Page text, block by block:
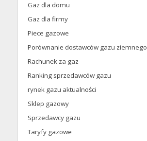
Gaz dla domu
Gaz dla firmy
Piece gazowe
Porównanie dostawców gazu ziemnego
Rachunek za gaz
Ranking sprzedawców gazu
rynek gazu aktualności
Sklep gazowy
Sprzedawcy gazu
Taryfy gazowe